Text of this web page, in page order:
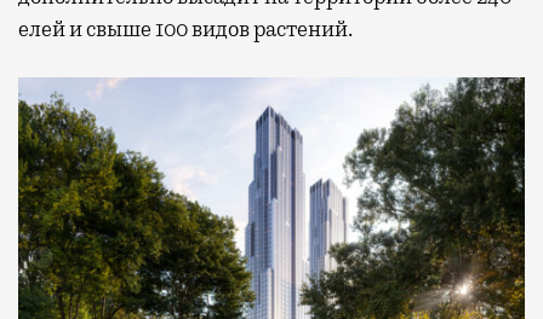
елей и свыше 100 видов растений.